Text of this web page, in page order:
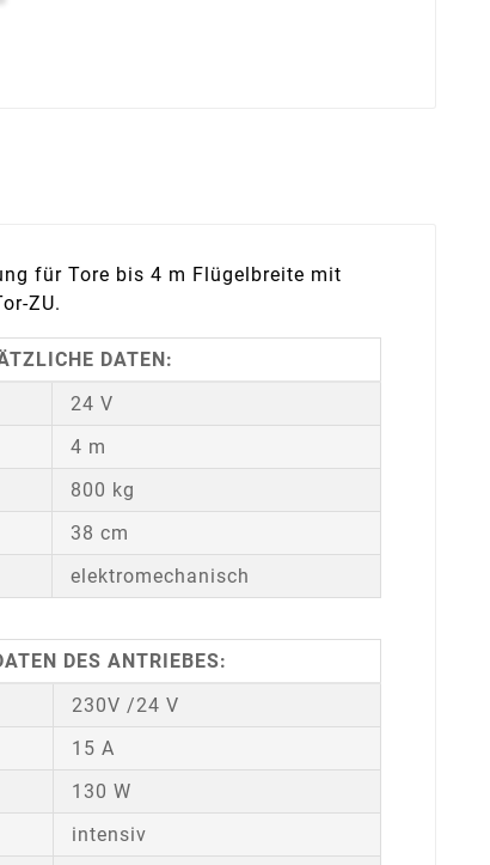
für Tore bis 4 m Flügelbreite mit
ZU.
DATEN:
24 V
4 m
800 kg
38 cm
elektromechanisch
DES ANTRIEBES:
230V /24 V
15 A
130 W
intensiv